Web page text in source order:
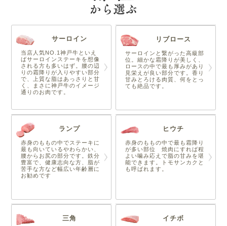
サーロイン
当店人気NO.1神戸牛といえ
ばサーロインステーキを想像
される方も多いはず。腰の辺
りの霜降りが入りやすい部分
で、上質な脂はあっさりと甘
く、まさに神戸牛のイメージ
通りのお肉です。
リブロース
サーロインと繋がった高級部
位。細かな霜降りが美しく、
ロースの中で最も厚みがあり
見栄えが良い部分です。香り
甘みとろける肉質、何をとっ
ても絶品です。
ランプ
赤身のももの中でステーキに
最も向いているやわらかい、
腰からお尻の部分です。鉄分
豊富で、健康志向な方、脂が
苦手な方など幅広い年齢層に
お勧めです
ヒウチ
赤身のももの中で最も霜降り
が多い部位 焼肉にすれば程
よい噛み応えで脂の甘みを堪
能できます。トモサンカクと
も呼ばれます。
三角 イチボ